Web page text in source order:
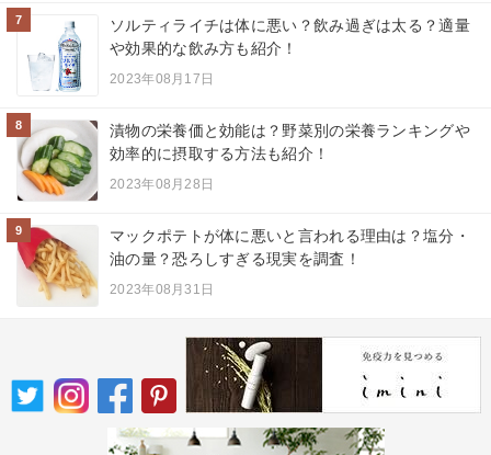
7
ソルティライチは体に悪い？飲み過ぎは太る？適量
や効果的な飲み方も紹介！
2023年08月17日
8
漬物の栄養価と効能は？野菜別の栄養ランキングや
効率的に摂取する方法も紹介！
2023年08月28日
9
マックポテトが体に悪いと言われる理由は？塩分・
油の量？恐ろしすぎる現実を調査！
2023年08月31日